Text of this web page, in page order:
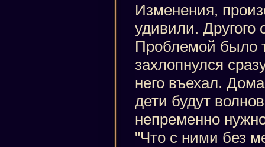
Изменения,
удивили. Другого
Проблемой было
захлопнулся
него въехал.
дети будут
непременно
"Что с ними без